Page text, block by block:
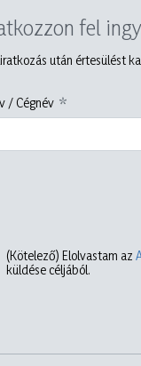
fel
után értesülést
/ Cégnév
(Kötelező) Elolvastam az
küldése céljából.